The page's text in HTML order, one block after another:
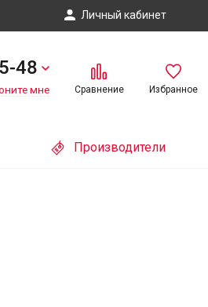
Личный кабинет
48
мне Сравнение Избранное
Производители